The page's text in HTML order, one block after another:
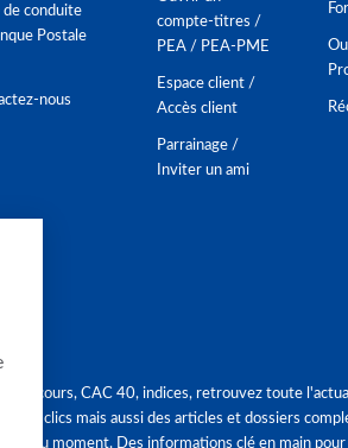
de conduite
Postale
nous
compte-titres /
PEA / PEA-PME
Espace client /
Accès client
Parrainage /
Inviter un ami
cours, CAC 40, indices, retrouvez toute
clics mais aussi des articles et dossiers
du moment. Des informations clé en main pour